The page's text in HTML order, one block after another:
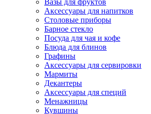
Вазы для фруктов
Аксессуары для напитков
Столовые приборы
Барное стекло
Посуда для чая и кофе
Блюда для блинов
Графины
Аксессуары для сервировки
Мармиты
Декантеры
Аксессуары для специй
Менажницы
Кувшины